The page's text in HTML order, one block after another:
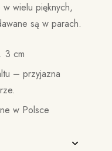
wielu pięknych,
są w parach.
3 cm
– przyjazna
w Polsce